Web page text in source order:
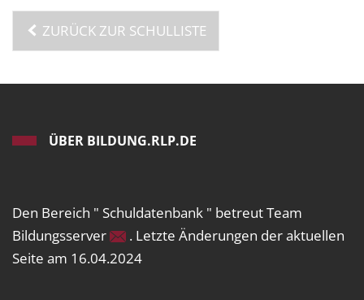
ZURÜCK ZUR SCHULLISTE
ÜBER BILDUNG.RLP.DE
Den Bereich " Schuldatenbank " betreut Team
Bildungsserver
. Letzte Änderungen der aktuellen
Seite am 16.04.2024